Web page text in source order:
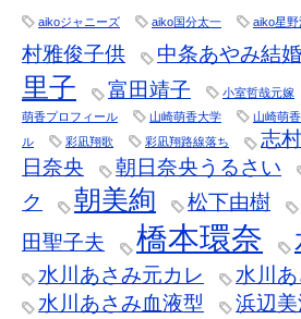
aikoジャニーズ aiko国分太一 aiko星野
村雅俊子供
中条あやみ結
里子
富田靖子 小室哲哉元嫁
萌香プロフィール
山崎萌香大学 山崎萌
ル
彩凪翔歌 彩凪翔路線落ち 志
日奈央
朝日奈央うるさい
ク
朝美絢 松下由樹
田聖子夫
橋本環奈
水川あさみ元カレ
水川
水川あさみ血液型
浜辺美